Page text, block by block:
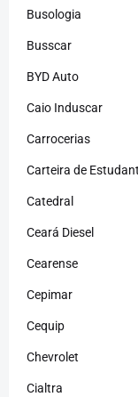
Busologia
Busscar
BYD Auto
Caio Induscar
Carrocerias
Carteira de
Catedral
Ceará Diesel
Cearense
Cepimar
Cequip
Chevrolet
Cialtra